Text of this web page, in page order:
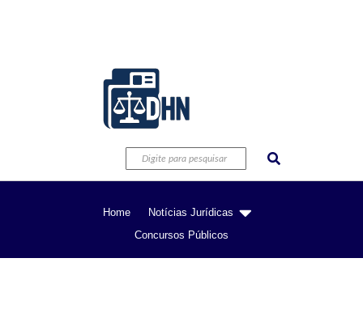
Home
Notícias Jurídicas
Concursos Públicos